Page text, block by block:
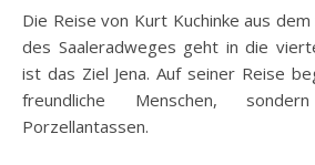
Die Reise von Kurt Kuchinke aus dem Salzlandkreis entlang
des Saaleradweges geht in die
ist das Ziel Jena. Auf seiner Reise
freundliche Menschen,
Porzellantassen.